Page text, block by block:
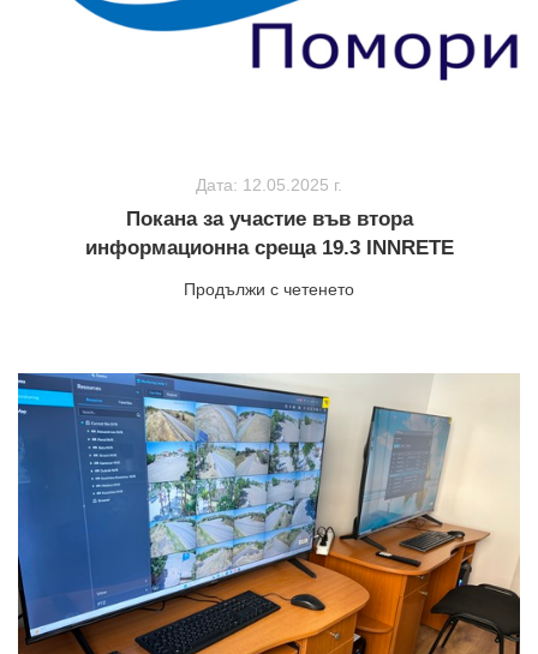
Дата: 12.05.2025 г.
Покана за участие във втора
информационна среща 19.3 INNRETE
Продължи с четенето